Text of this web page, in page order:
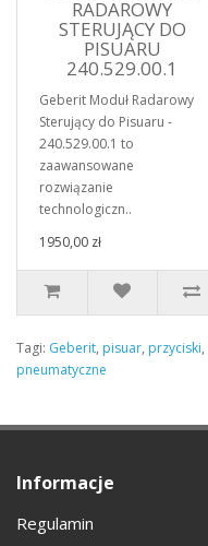
RADAROWY
STERUJĄCY DO
PISUARU
240.529.00.1
Geberit Moduł Radarowy
Sterujący do Pisuaru -
240.529.00.1 to
zaawansowane
rozwiązanie
technologiczn..
1950,00 zł
Tagi: Geberit, pisuar, przyciski,
pneumatyczne
Informacje
Regulamin